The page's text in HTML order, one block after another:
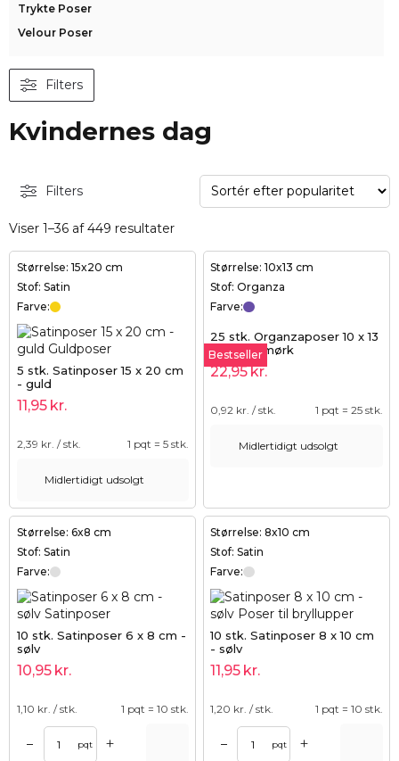
Trykte Poser
Velour Poser
Filters
Kvindernes dag
Filters
Viser 1–36 af 449 resultater
Størrelse: 15x20 cm
Stof: Satin
Farve:
5 stk. Satinposer 15 x 20 cm
- guld
11,95 kr.
2,39 kr. / stk. 1 pqt = 5 stk.
Midlertidigt udsolgt
Størrelse: 10x13 cm
Stof: Organza
Farve:
Bestseller
25 stk. Organzaposer 10 x 13
cm - lilla mørk
22,95kr.
0,92 kr. / stk. 1 pqt = 25 stk.
Midlertidigt udsolgt
Størrelse: 6x8 cm
Stof: Satin
Farve:
10 stk. Satinposer 6 x 8 cm -
sølv
10,95 kr.
1,10 kr. / stk. 1 pqt = 10 stk.
– pqt +
Størrelse: 8x10 cm
Stof: Satin
Farve:
10 stk. Satinposer 8 x 10 cm
- sølv
11,95 kr.
1,20 kr. / stk. 1 pqt = 10 stk.
– pqt +